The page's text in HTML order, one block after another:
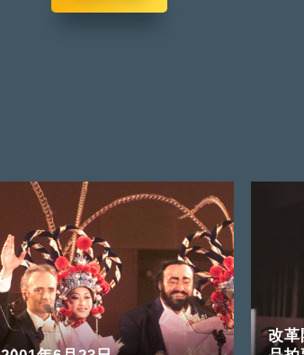
改革